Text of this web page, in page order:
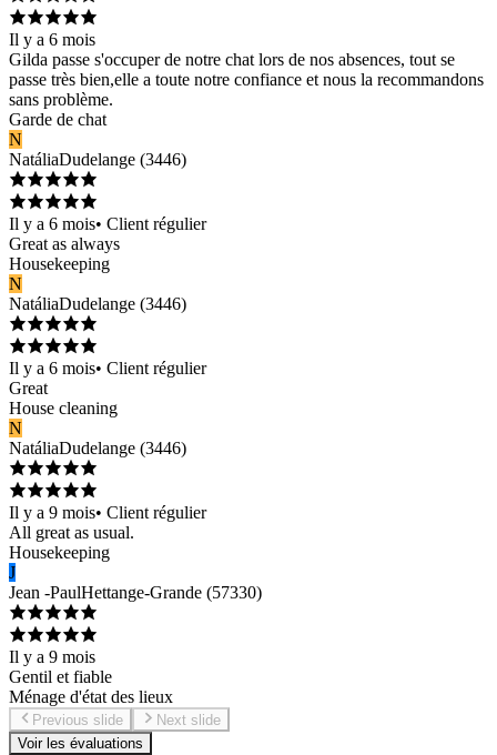
Il y a 6 mois
Gilda passe s'occuper de notre chat lors de nos absences, tout se
passe très bien,elle a toute notre confiance et nous la recommandons
sans problème.
Garde de chat
N
NatáliaDudelange (3446)
Il y a 6 mois• Client régulier
Great as always
Housekeeping
N
NatáliaDudelange (3446)
Il y a 6 mois• Client régulier
Great
House cleaning
N
NatáliaDudelange (3446)
Il y a 9 mois• Client régulier
All great as usual.
Housekeeping
J
Jean -PaulHettange-Grande (57330)
Il y a 9 mois
Gentil et fiable
Ménage d'état des lieux
Previous slide
Next slide
Voir les évaluations